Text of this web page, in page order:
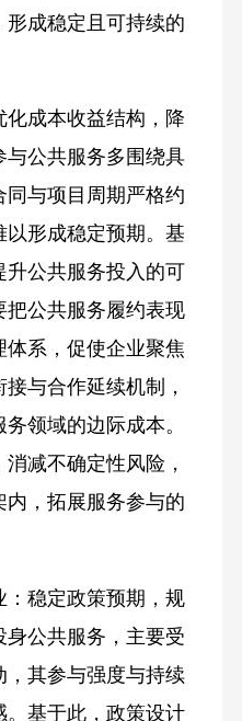
成稳定且可持续的
成本收益结构，降
公共服务多围绕具
与项目周期严格约
形成稳定预期。基
公共服务投入的可
公共服务履约表现
系，促使企业聚焦
与合作延续机制，
领域的边际成本。
减不确定性风险，
，拓展服务参与的
稳定政策预期，规
公共服务，主要受
其参与强度与持续
基于此，政策设计